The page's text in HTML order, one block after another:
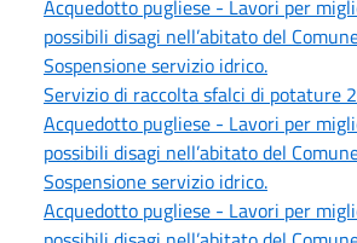
Acquedotto pugliese - Lavori per
possibili disagi nell’abitato del
Sospensione servizio idrico.
Servizio di raccolta sfalci di potature
Acquedotto pugliese - Lavori per
possibili disagi nell’abitato del
Sospensione servizio idrico.
Acquedotto pugliese - Lavori per